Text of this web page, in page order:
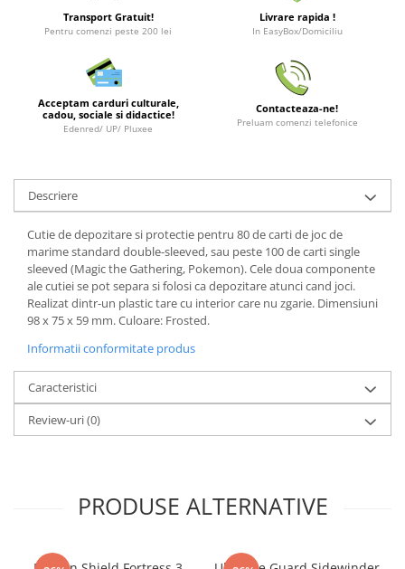
Plusuri si papusi
Fesuri
Studio Ghibli/My Neighbor
Carnetele
Dragon Ball
Pokemon
One Piece
Lord of The Rings
Naruto Shippuden
Sailor Moon
Harry Potter
Star Trek
Collectibles
Retro Arcade – Jocuri, Console si
Transport Gratuit!
Pentru comenzi peste 200 lei
Livrare rapida !
In EasyBox/Domiciliu
Acceptam carduri culturale,
cadou, sociale si didactice!
Edenred/ UP/ Pluxee
Contacteaza-ne!
Preluam comenzi telefonice
Descriere
Cutie de depozitare si protectie pentru 80 de carti de joc de
marime standard double-sleeved, sau peste 100 de carti single
sleeved (Magic the Gathering, Pokemon). Cele doua componente
ale cutiei se pot separa si folosi ca depozitare atunci cand joci.
Realizat dintr-un plastic tare cu interior care nu zgarie. Dimensiuni
98 x 75 x 59 mm. Culoare: Frosted.
Informatii conformitate produs
Caracteristici
Review-uri(0)
PRODUSE ALTERNATIVE